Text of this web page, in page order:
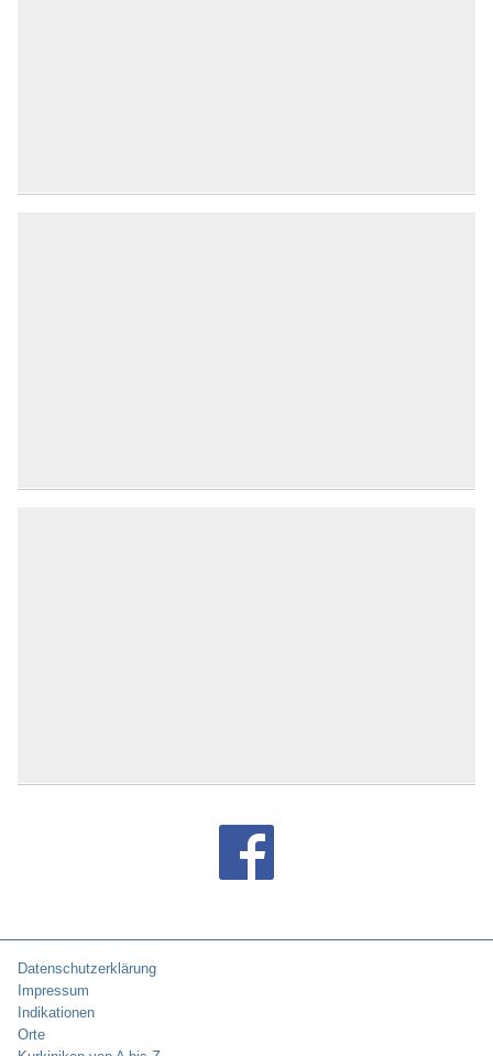
Datenschutzerklärung
Impressum
Indikationen
Orte